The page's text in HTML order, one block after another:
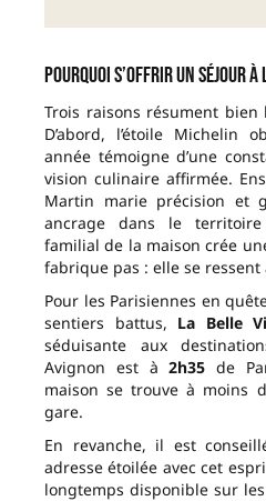
Pourquoi s’offrir un séjour à
Trois raisons résument bien
D’abord, l’étoile Michelin
année témoigne d’une
vision culinaire affirmée.
Martin marie précision et
ancrage dans le territoire
familial de la maison crée
fabrique pas : elle se ressent
Pour les Parisiennes en
sentiers battus, La Belle
séduisante aux
Avignon est à2h35 de
maison se trouve à moins
gare.
En revanche, il est
adresse étoilée avec cet
longtemps disponible sur